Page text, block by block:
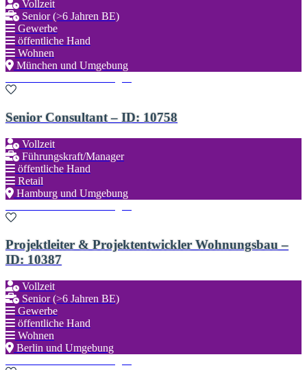
Vollzeit
Senior (>6 Jahren BE)
Gewerbe
öffentliche Hand
Wohnen
München und Umgebung
Senior Consultant – ID: 10758
Vollzeit
Führungskraft/Manager
öffentliche Hand
Retail
Hamburg und Umgebung
Projektleiter & Projektentwickler Wohnungsbau –
ID: 10387
Vollzeit
Senior (>6 Jahren BE)
Gewerbe
öffentliche Hand
Wohnen
Berlin und Umgebung